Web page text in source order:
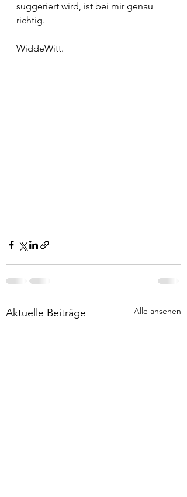
suggeriert wird, ist bei mir genau
richtig.
WiddeWitt.
Aktuelle Beiträge Alle ansehen